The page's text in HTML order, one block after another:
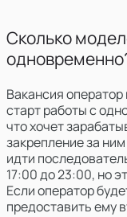
Сколько
Вакансия
старт работы с
что хочет
закрепление за
идти
17:00 до 23:00, но
Если оператор
предоставить ему